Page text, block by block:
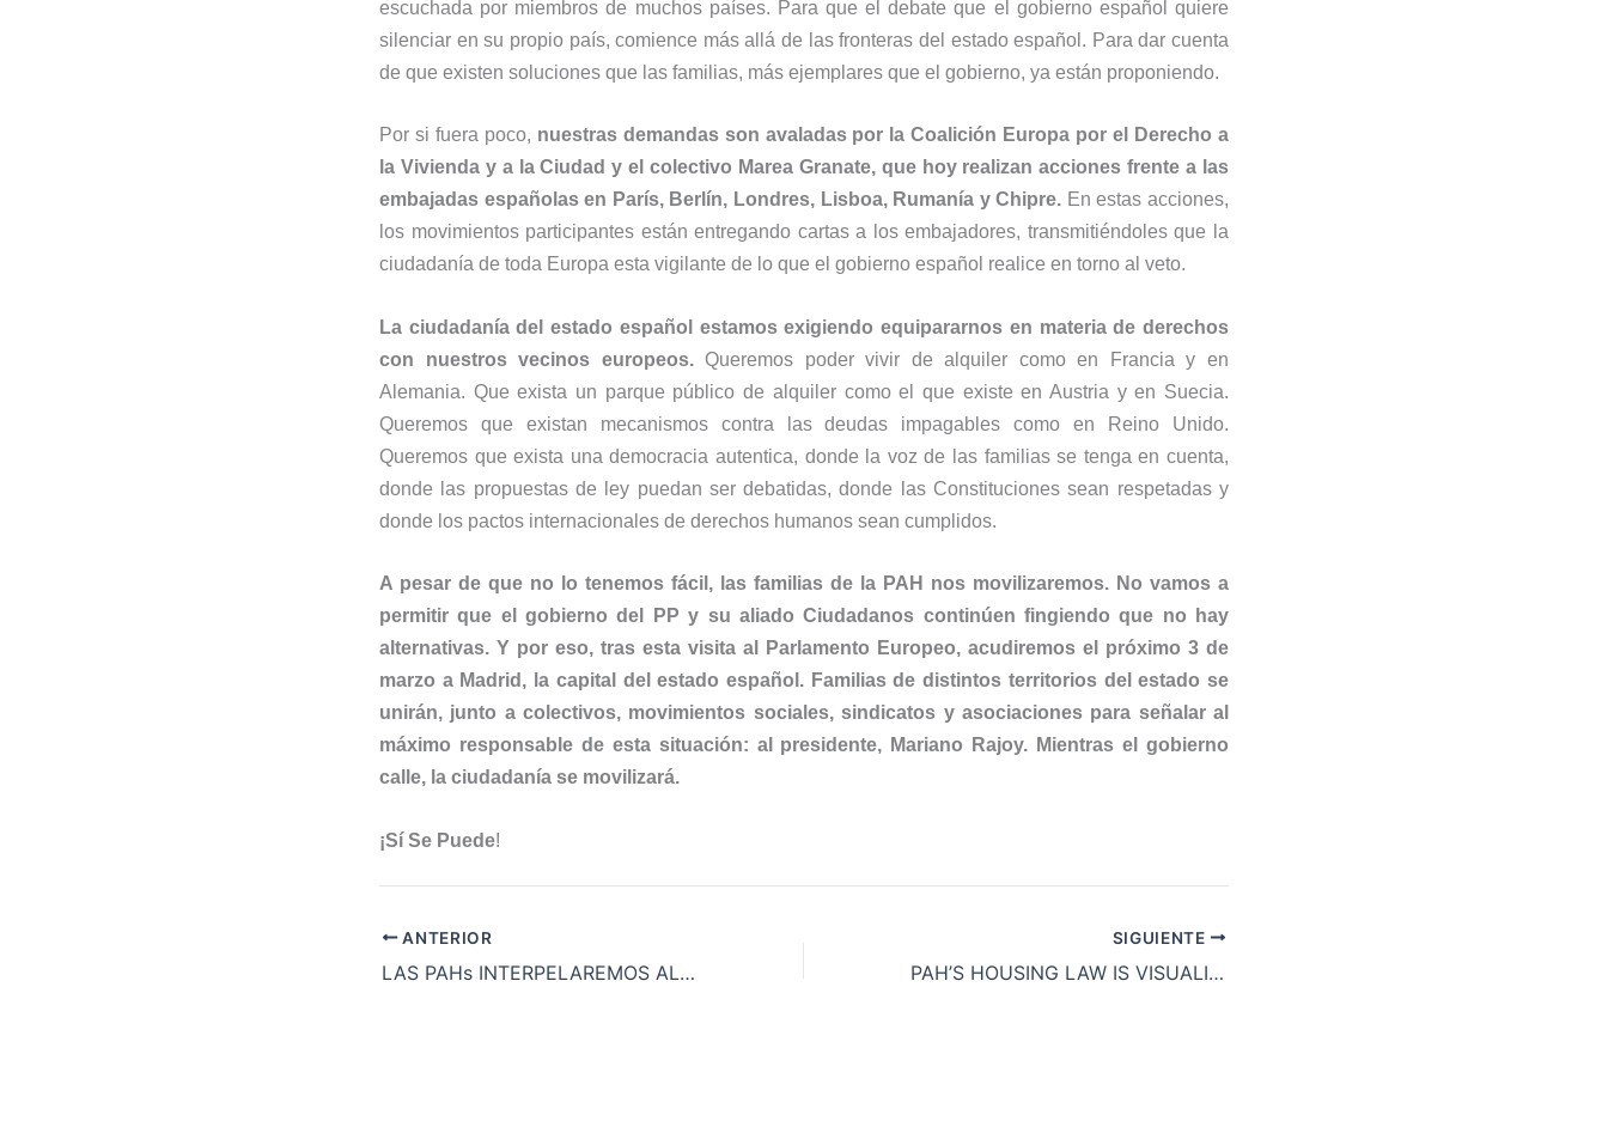
escuchada por miembros de muchos países. Para que el debate que el gobierno español quiere
silenciar en su propio país, comience más allá de las fronteras del estado español. Para dar cuenta
de que existen soluciones que las familias, más ejemplares que el gobierno, ya están proponiendo.
Por si fuera poco, nuestras demandas son avaladas por la Coalición Europa por el Derecho a
la Vivienda y a la Ciudad y el colectivo Marea Granate, que hoy realizan acciones frente a las
embajadas españolas en París, Berlín, Londres, Lisboa, Rumanía y Chipre. En estas acciones,
los movimientos participantes están entregando cartas a los embajadores, transmitiéndoles que la
ciudadanía de toda Europa esta vigilante de lo que el gobierno español realice en torno al veto.
La ciudadanía del estado español estamos exigiendo equipararnos en materia de derechos
con nuestros vecinos europeos.Queremos poder vivir de alquiler como en Francia y en
Alemania. Que exista un parque público de alquiler como el que existe en Austria y en Suecia.
Queremos que existan mecanismos contra las deudas impagables como en Reino Unido.
Queremos que exista una democracia autentica, donde la voz de las familias se tenga en cuenta,
donde las propuestas de ley puedan ser debatidas, donde las Constituciones sean respetadas y
donde los pactos internacionales de derechos humanos sean cumplidos.
A pesar de que no lo tenemos fácil, las familias de la PAH nos movilizaremos. No vamos a
permitir que el gobierno del PP y su aliado Ciudadanos continúen fingiendo que no hay
alternativas. Y por eso, tras esta visita al Parlamento Europeo, acudiremos el próximo 3 de
marzo a Madrid, la capital del estado español. Familias de distintos territorios del estado se
unirán, junto a colectivos, movimientos sociales, sindicatos y asociaciones para señalar al
máximo responsable de esta situación: al presidente, Mariano Rajoy. Mientras el gobierno
calle, la ciudadanía se movilizará.
¡Sí Se Puede!
ANTERIOR
LAS PAHs INTERPELAREMOS AL GOBIERNO DEL PP Y A CIUDADANOS EN DEFENSA DE LA LEY VIVIENDA PAH
SIGUIENTE
PAH’S HOUSING LAW IS VISUALISED IN THE EUROPEAN PARLIAMENT